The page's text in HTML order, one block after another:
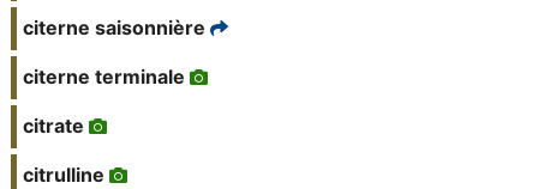
citerne saisonnière
citerne terminale
citrate
citrulline